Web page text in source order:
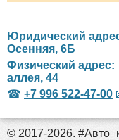
Юридический
Осенняя, 6Б
Физический адрес:
аллея, 44
☎ +7 996 522-47-00
© 2017-2026.